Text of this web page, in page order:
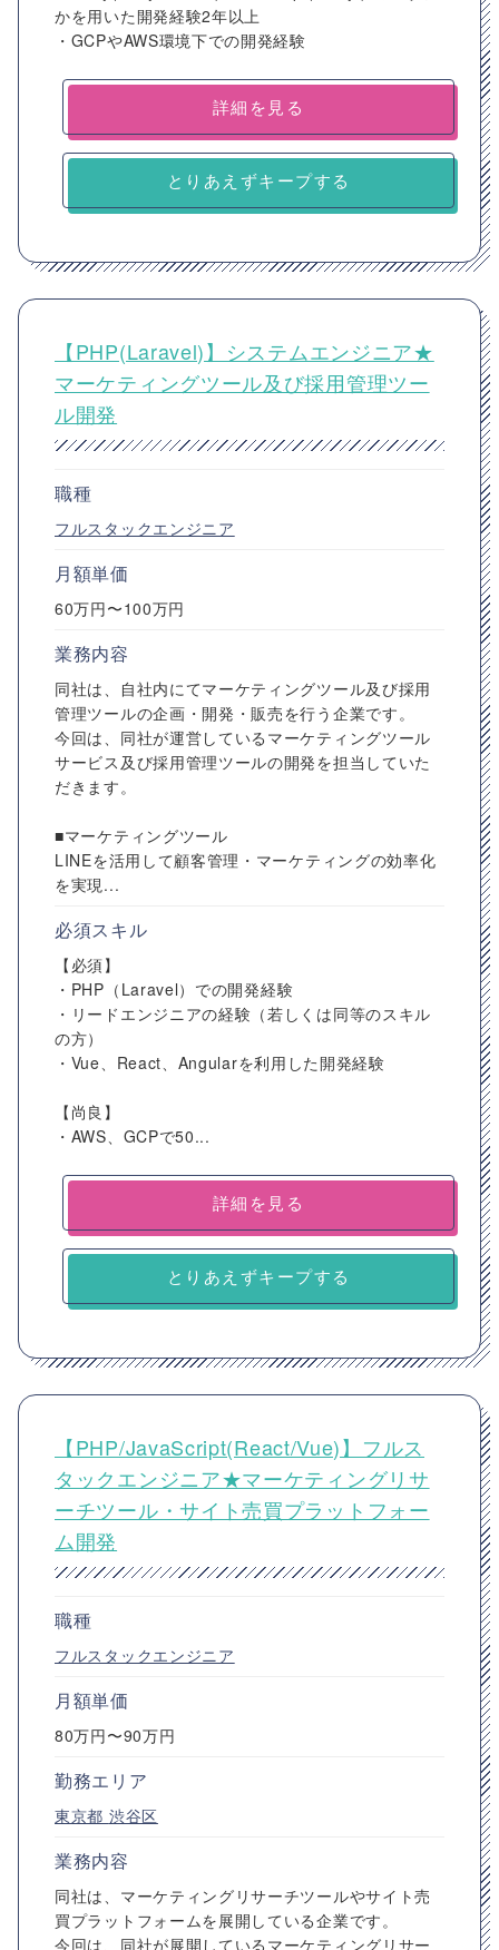
かを用いた開発経験2年以上
・GCPやAWS環境下での開発経験
詳細を見る
とりあえずキープする
【PHP(Laravel)】システムエンジニア★
マーケティングツール及び採用管理ツー
ル開発
職種
フルスタックエンジニア
月額単価
60万円〜100万円
業務内容
同社は、自社内にてマーケティングツール及び採用
管理ツールの企画・開発・販売を行う企業です。
今回は、同社が運営しているマーケティングツール
サービス及び採用管理ツールの開発を担当していた
だきます。
■マーケティングツール
LINEを活用して顧客管理・マーケティングの効率化
を実現...
必須スキル
【必須】
・PHP（Laravel）での開発経験
・リードエンジニアの経験（若しくは同等のスキル
の方）
・Vue、React、Angularを利用した開発経験
【尚良】
・AWS、GCPで50...
詳細を見る
とりあえずキープする
【PHP/JavaScript(React/Vue)】フルス
タックエンジニア★マーケティングリサ
ーチツール・サイト売買プラットフォー
ム開発
職種
フルスタックエンジニア
月額単価
80万円〜90万円
勤務エリア
東京都 渋谷区
業務内容
同社は、マーケティングリサーチツールやサイト売
買プラットフォームを展開している企業です。
今回は、同社が展開しているマーケティングリサー